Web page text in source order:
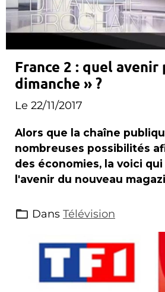
France 2 : quel
dimanche » ?
Le 22/11/2017
Alors que la chaîne
nombreuses possibilités
des économies, la voici
l'avenir du nouveau
Dans Télévision